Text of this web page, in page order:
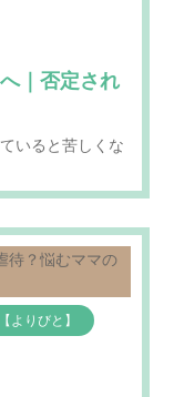
｜否定され
いると苦しくな
よりびと】